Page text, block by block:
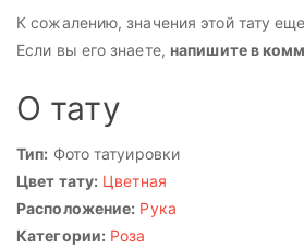
К сожалению, значения этой тату
Если вы его знаете, напишите в
О тату
Тип: Фото татуировки
Цвет тату: Цветная
Расположение: Рука
Категории: Роза